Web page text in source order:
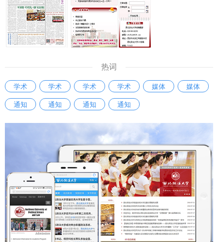
热词
学术 学术 学术 学术 媒体
媒体
通知
通知 通知 通知